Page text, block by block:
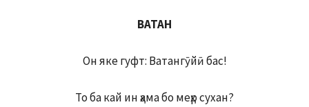
ВАТАН
Он яке гуфт: Ватангӯйӣ бас!
То ба кай ин ҳама бо меҳр сухан?